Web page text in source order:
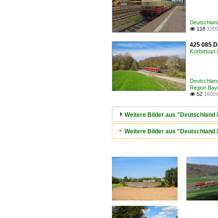
 118
425 085
Korbinian
Region
 52
Weitere Bilder aus "Deutschland
Weitere Bilder aus "Deutschland